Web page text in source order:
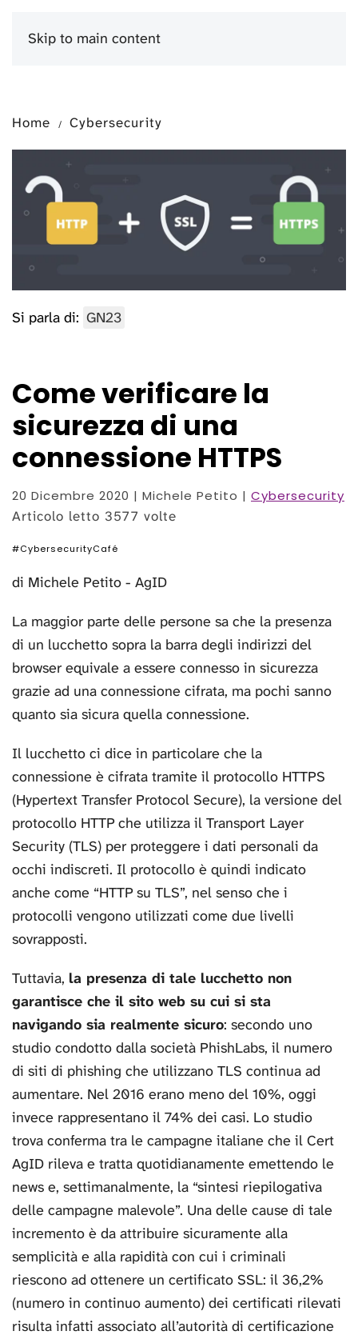
Skip to main content
Home Cybersecurity
Si parla di: GN23
Come verificare la
sicurezza di una
connessione HTTPS
20 Dicembre 2020 | Michele Petito | Cybersecurity
Articolo letto 3577 volte
#CybersecurityCafé
di Michele Petito - AgID
La maggior parte delle persone sa che la presenza
di un lucchetto sopra la barra degli indirizzi del
browser equivale a essere connesso in sicurezza
grazie ad una connessione cifrata, ma pochi sanno
quanto sia sicura quella connessione.
Il lucchetto ci dice in particolare che la
connessione è cifrata tramite il protocollo HTTPS
(Hypertext Transfer Protocol Secure), la versione del
protocollo HTTP che utilizza il Transport Layer
Security (TLS) per proteggere i dati personali da
occhi indiscreti. Il protocollo è quindi indicato
anche come “HTTP su TLS”, nel senso che i
protocolli vengono utilizzati come due livelli
sovrapposti.
Tuttavia, la presenza di tale lucchetto non
garantisce che il sito web su cui si sta
navigando sia realmente sicuro: secondo uno
studio condotto dalla società PhishLabs, il numero
di siti di phishing che utilizzano TLS continua ad
aumentare. Nel 2016 erano meno del 10%, oggi
invece rappresentano il 74% dei casi. Lo studio
trova conferma tra le campagne italiane che il Cert
AgID rileva e tratta quotidianamente emettendo le
news e, settimanalmente, la “sintesi riepilogativa
delle campagne malevole”. Una delle cause di tale
incremento è da attribuire sicuramente alla
semplicità e alla rapidità con cui i criminali
riescono ad ottenere un certificato SSL: il 36,2%
(numero in continuo aumento) dei certificati rilevati
risulta infatti associato all’autorità di certificazione